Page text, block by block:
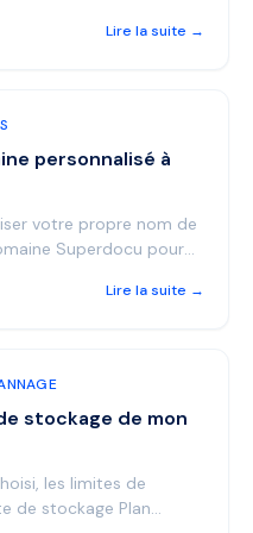
Lire la suite →
personnalisé à
votre propre nom de
Superdocu pour
Lire la suite →
stockage de mon
les limites de